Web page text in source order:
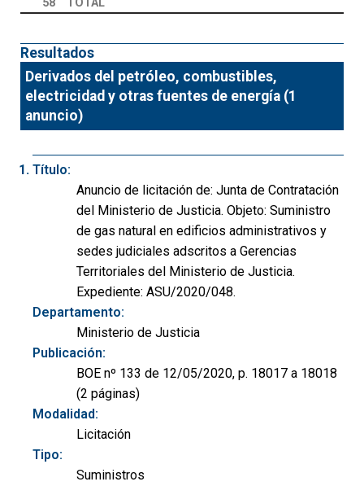
58
TOTAL
Resultados
Derivados del petróleo, combustibles,
electricidad y otras fuentes de energía (1
anuncio)
Título:
Anuncio de licitación de: Junta de Contratación
del Ministerio de Justicia. Objeto: Suministro
de gas natural en edificios administrativos y
sedes judiciales adscritos a Gerencias
Territoriales del Ministerio de Justicia.
Expediente: ASU/2020/048.
Departamento:
Ministerio de Justicia
Publicación:
BOE nº 133 de 12/05/2020, p. 18017 a 18018
(2 páginas)
Modalidad:
Licitación
Tipo:
Suministros